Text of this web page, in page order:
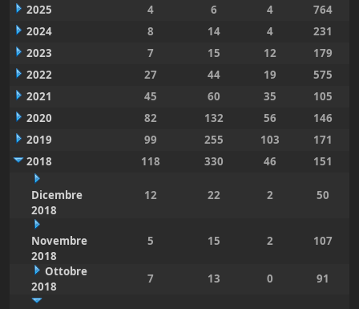
2025
4 6 4
764
2024
8 14 4
231
2023
7 15 12
179
2022
27 44 19
575
2021
45 60 35
105
2020
82 132 56
146
2019
99 255 103
171
2018
118 330 46 151
Dicembre
2018
12 22 2 50
Novembre
2018
5 15 2 107
Ottobre
2018
7 13 0 91